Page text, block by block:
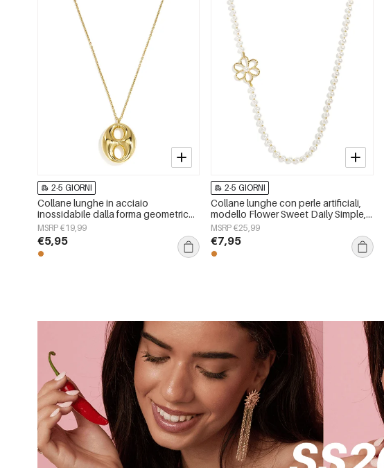
2-5 GIORNI
Collane lunghe in acciaio
inossidabile dalla forma geometrica,
semplici, della serie Simple, perfette
per tutti i giorni. Gioielli da donna.
MSRP €19,99
€5,95
2-5 GIORNI
Collane lunghe con perle artificiali,
modello Flower Sweet Daily Simple,
gioielli da donna
MSRP €25,99
€7,95